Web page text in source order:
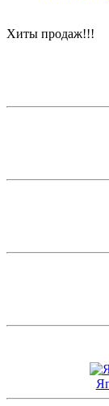
Хиты продаж!!!